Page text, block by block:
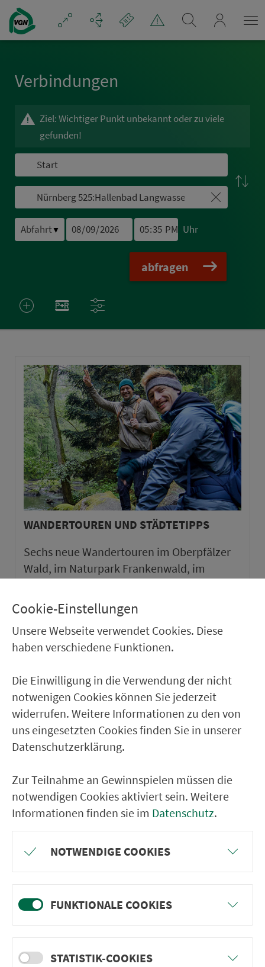
Navigation überspringen
Ver­bin­dungen
Ziel: Wichtiger Punkt unbekannt oder zu viele
gefunden!
▼ Uhr
abfragen
WANDERTOUREN UND STÄDTETIPPS
Sechs neue Wandertouren im Oberpfälzer
Wald, im Naturpark Frankenwald, im
Franken sowie ein neuer Städtetipp in Roth.
weiter
VGN-SOMMER 2026
Cookie-Einstellungen
Unsere Webseite verwendet Cookies. Diese
haben verschiedene Funktionen.
Die Einwilligung in die Verwendung der nicht
notwenigen Cookies können Sie jederzeit
widerrufen. Weitere Informationen zu den von
uns eingesetzten Cookies finden Sie in unserer
Datenschutzerklärung.
Zur Teilnahme an Gewinnspielen müssen die
notwendigen Cookies aktiviert sein. Weitere
Informationen finden sie im Datenschutz.
NOTWENDIGE COOKIES
FUNKTIONALE COOKIES
STATISTIK-COOKIES